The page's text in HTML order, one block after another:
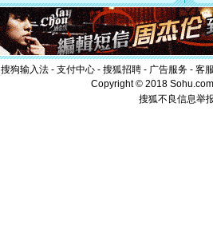
起；二是
离。水晶
[元旦]当
泣，这痛
卖了。水
[春节] 风
颜！冬去
道一声平
搜狗输入法 - 支付中心 - 搜狐招聘 - 广告服务 - 客
Copyright © 2018
搜狐不良信息举